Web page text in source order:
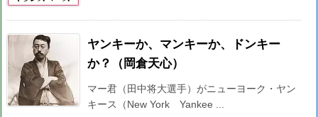
ヤンキーか、マンキーか、ドンキー
か？（岡倉天心）
マー君（田中将大選手）がニューヨーク・ヤン
キース（New York Yankee ...